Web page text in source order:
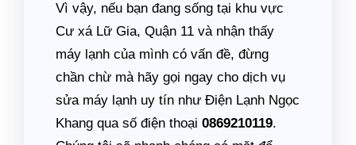
Vì vậy, nếu bạn đang sống tại khu vực
Cư xá Lữ Gia, Quận 11 và nhận thấy
máy lạnh của mình có vấn đề, đừng
chần chừ mà hãy gọi ngay cho dịch vụ
sửa máy lạnh uy tín như Điện Lạnh Ngọc
Khang qua số điện thoại 0869210119.